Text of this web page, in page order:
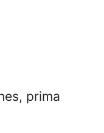
prima